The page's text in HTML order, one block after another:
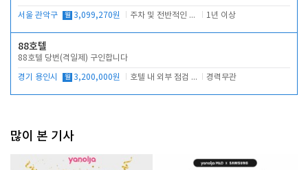
서울 관악구 월 3,099,270원 주차 및 전반적인 당번업무 1년 이상
88호텔
88호텔 당번(격일제) 구인합니다
경기 용인시 월 3,200,000원 호텔 내 외부 점검 및 프런트 운영 경력무관
많이 본 기사